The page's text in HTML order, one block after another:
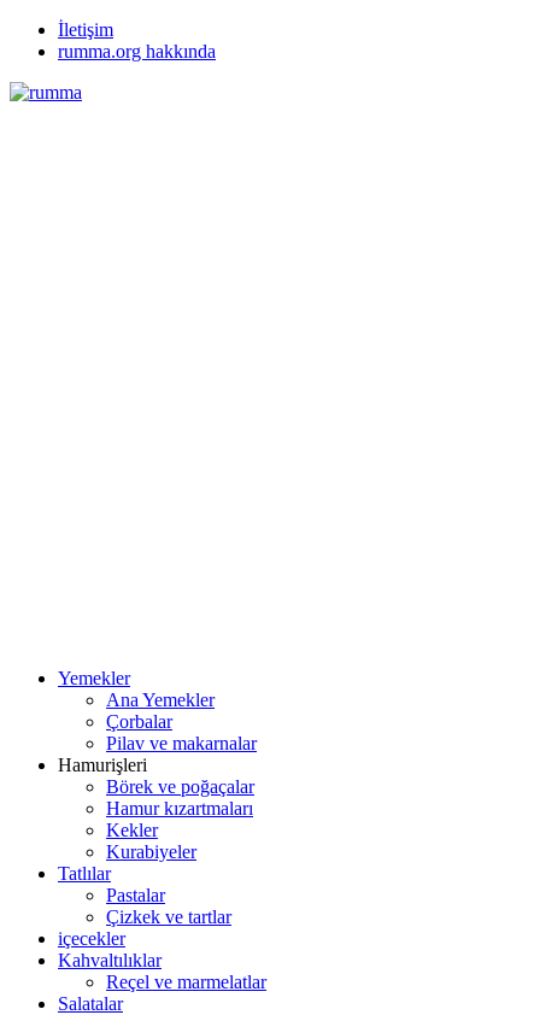
İletişim
rumma.org hakkında
Yemekler
Ana Yemekler
Çorbalar
Pilav ve makarnalar
Hamurişleri
Börek ve poğaçalar
Hamur kızartmaları
Kekler
Kurabiyeler
Tatlılar
Pastalar
Çizkek ve tartlar
içecekler
Kahvaltılıklar
Reçel ve marmelatlar
Salatalar